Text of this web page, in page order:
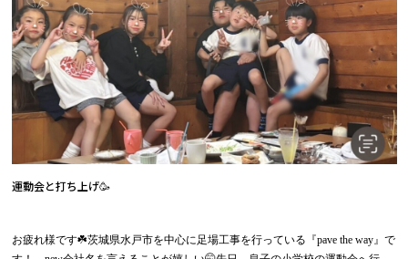
運動会と打ち上げ🥳
お疲れ様です☘️茨城県水戸市を中心に足場工事を行っている『pave the way』で